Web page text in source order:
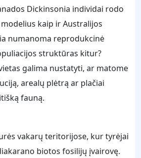
Dickinsonia individai rodo
kaip ir Australijos
numanoma reprodukcinė
struktūras kitur?
galima nustatyti, ar matome
arealų plėtrą ar plačiai
fauną.
vakarų teritorijose, kur tyrėjai
biotos fosilijų įvairovę.